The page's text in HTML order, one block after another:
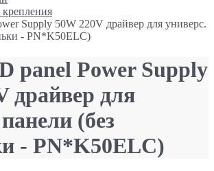
Supply 50W 220V драйвер для универс.
- PN*K50ELC)
panel Power Supply
драйвер для
(без
- PN*K50ELC)